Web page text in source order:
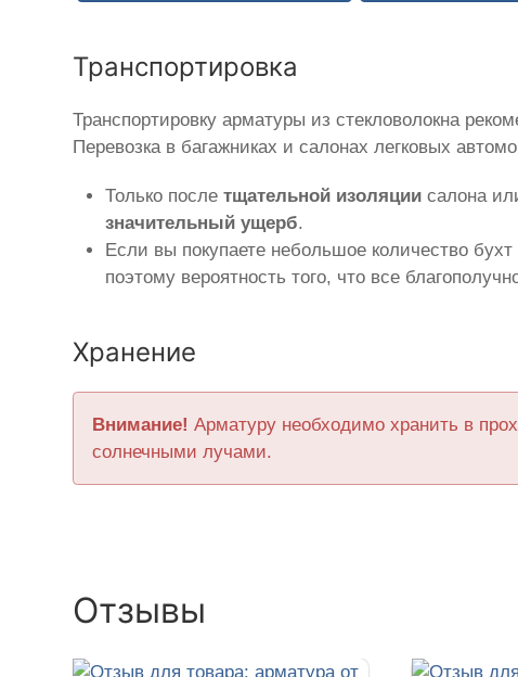
Транспортировка
Транспортировку арматуры из стекловолокна
Перевозка в багажниках и салонах легковых
Только послетщательной изоляции салона
значительный ущерб.
Если вы покупаете небольшое количество
поэтому вероятность того, что все
Хранение
Внимание! Арматуру необходимо хранить в
солнечными лучами.
Отзывы